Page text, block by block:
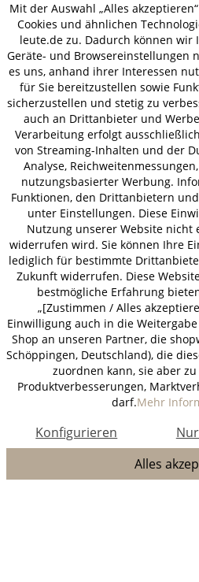
VERSAND
AGB Datenschutz
© 2026 HOLZ-
* Alle Preise inkl. gesetzl.
Mit der Auswahl „Alles
Cookies und ähnlichen
leute.de zu. Dadurch können
Geräte- und Browsereinstellungen
es uns, anhand ihrer Interessen
für Sie bereitzustellen sowie
sicherzustellen und stetig zu
auch an Drittanbieter und
Verarbeitung erfolgt
von Streaming-Inhalten und der
Analyse,
nutzungsbasierter Werbung.
Funktionen, den Drittanbietern
unter Einstellungen. Diese
Nutzung unserer Website
widerrufen wird. Sie können Ihre
lediglich für bestimmte
Zukunft widerrufen. Diese
bestmögliche Erfahrung
„[Zustimmen / Alles
Einwilligung auch in die
Shop an unseren Partner, die
Schöppingen, Deutschland), die
zuordnen kann, sie aber zu
Produktverbesserungen,
darf.Mehr
Konfigurieren
Alles